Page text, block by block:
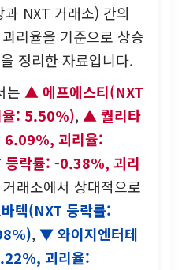
NXT 거래소) 간의
리율을 기준으로 상승
정리한 자료입니다.
는
에프에스티(NXT
: 5.50%),
퀄리타
6.09%, 괴리율:
등락률: -0.38%, 괴리
래소에서 상대적으로
텍(NXT 등락률:
,
와이지엔터테
괴리율: